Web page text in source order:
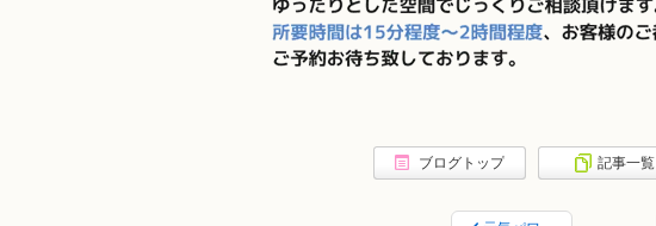
ブログトップ 記事一覧